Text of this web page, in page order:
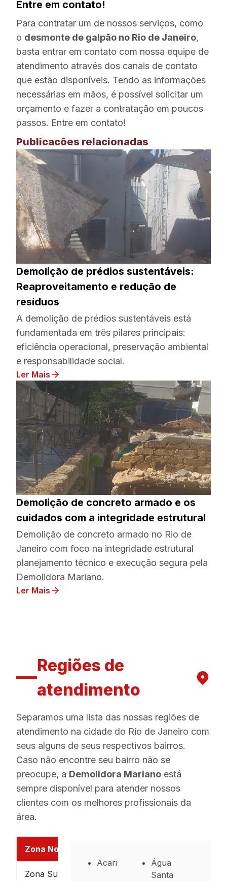
Entre em contato!
Para contratar um de nossos serviços, como
o desmonte de galpão no Rio de Janeiro,
basta entrar em contato com nossa equipe de
atendimento através dos canais de contato
que estão disponíveis. Tendo as informações
necessárias em mãos, é possível solicitar um
orçamento e fazer a contratação em poucos
passos. Entre em contato!
Publicacões relacionadas
Demolição de prédios sustentáveis:
Reaproveitamento e redução de
resíduos
A demolição de prédios sustentáveis está
fundamentada em três pilares principais:
eficiência operacional, preservação ambiental
e responsabilidade social.
Ler Mais
Demolição de concreto armado e os
cuidados com a integridade estrutural
Demolição de concreto armado no Rio de
Janeiro com foco na integridade estrutural
planejamento técnico e execução segura pela
Demolidora Mariano.
Ler Mais
Regiões de
atendimento
Separamos uma lista das nossas regiões de
atendimento na cidade do Rio de Janeiro com
seus alguns de seus respectivos bairros.
Caso não encontre seu bairro não se
preocupe, a Demolidora Mariano está
sempre disponível para atender nossos
clientes com os melhores profissionais da
área.
Zona Norte
Zona Sul
Acari
Água
Santa